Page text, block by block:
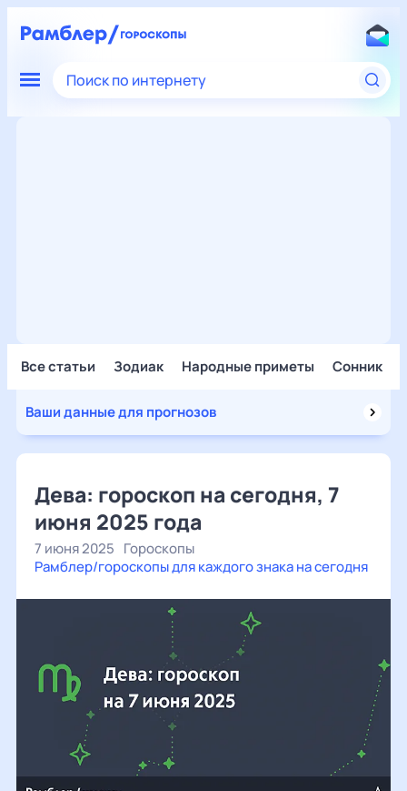
Поиск по интернету
Все статьи Зодиак Народные приметы Сонник
Ваши данные для прогнозов
Дева: гороскоп на сегодня, 7
июня 2025 года
7 июня 2025 Гороскопы
Рамблер/гороскопы для каждого знака на сегодня